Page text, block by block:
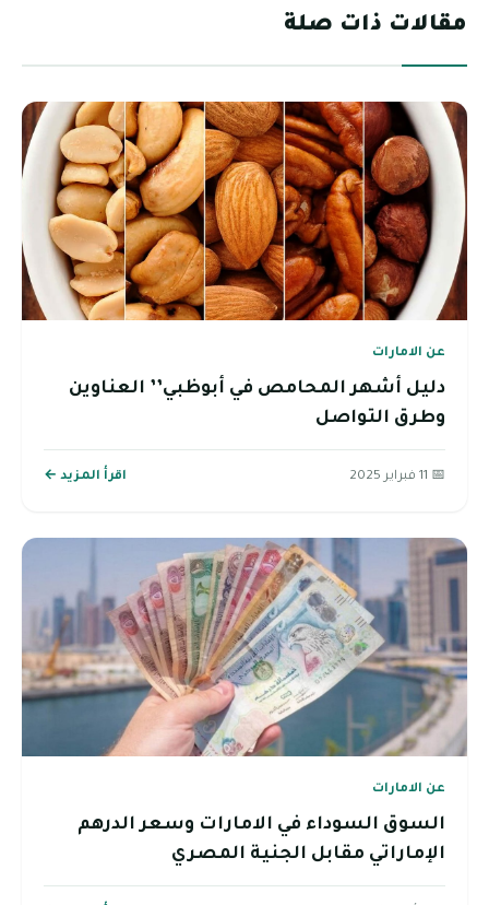
مقالات ذات صلة
عن الامارات
دليل أشهر المحامص في أبوظبي’’ العناوين
وطرق التواصل
📅 11 فبراير 2025 اقرأ المزيد ←
عن الامارات
السوق السوداء في الامارات وسعر الدرهم
الإماراتي مقابل الجنية المصري